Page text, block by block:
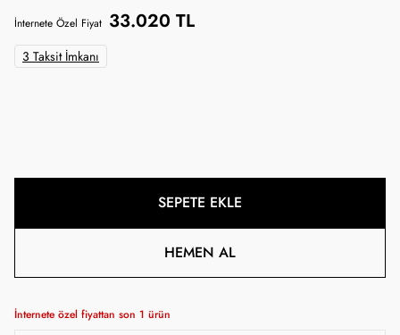
İnternete Özel Fiyat 33.020 TL
3 Taksit İmkanı
SEPETE EKLE
HEMEN AL
İnternete özel fiyattan son 1 ürün